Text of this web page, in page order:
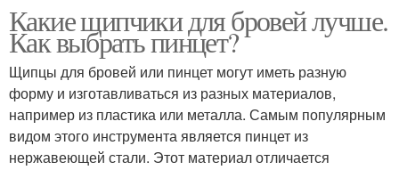
Какие щипчики для бровей лучше.
Как выбрать пинцет?
Щипцы для бровей или пинцет могут иметь разную
форму и изготавливаться из разных материалов,
например из пластика или металла. Самым популярным
видом этого инструмента является пинцет из
нержавеющей стали. Этот материал отличается